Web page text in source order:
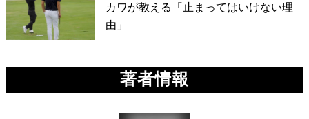
カワが教える「止まってはいけない理
由」
著者情報